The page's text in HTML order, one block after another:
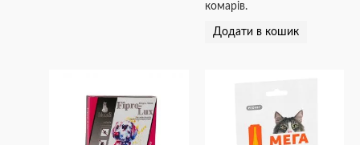
комарів.
Додати в кошик